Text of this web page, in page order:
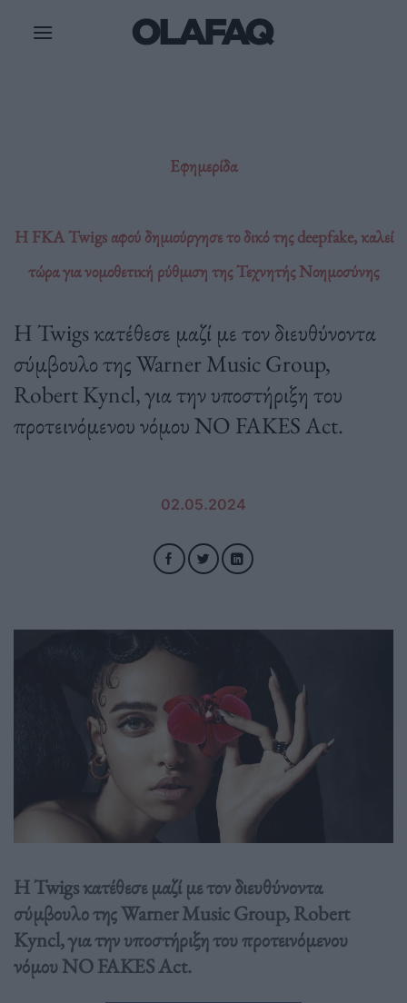
Εφημερίδα
H FKA Twigs αφού δημιούργησε το δικό της deepfake, καλεί
τώρα για νομοθετική ρύθμιση της Τεχνητής Νοημοσύνης
Η Twigs κατέθεσε μαζί με τον διευθύνοντα
σύμβουλο της Warner Music Group,
Robert Kyncl, για την υποστήριξη του
προτεινόμενου νόμου NO FAKES Act.
02.05.2024
Η Twigs κατέθεσε μαζί με τον διευθύνοντα
σύμβουλο της Warner Music Group, Robert
Kyncl, για την υποστήριξη του προτεινόμενου
νόμου NO FAKES Act.